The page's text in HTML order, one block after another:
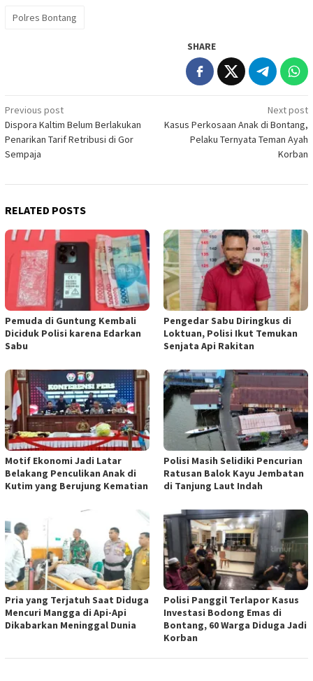
Polres Bontang
SHARE
Post
navigation
Previous post
Dispora Kaltim Belum Berlakukan
Penarikan Tarif Retribusi di Gor
Sempaja
Next post
Kasus Perkosaan Anak di Bontang,
Pelaku Ternyata Teman Ayah
Korban
RELATED POSTS
Pemuda di Guntung Kembali
Diciduk Polisi karena Edarkan
Sabu
Pengedar Sabu Diringkus di
Loktuan, Polisi Ikut Temukan
Senjata Api Rakitan
Motif Ekonomi Jadi Latar
Belakang Penculikan Anak di
Kutim yang Berujung Kematian
Polisi Masih Selidiki Pencurian
Ratusan Balok Kayu Jembatan
di Tanjung Laut Indah
Pria yang Terjatuh Saat Diduga
Mencuri Mangga di Api-Api
Dikabarkan Meninggal Dunia
Polisi Panggil Terlapor Kasus
Investasi Bodong Emas di
Bontang, 60 Warga Diduga Jadi
Korban